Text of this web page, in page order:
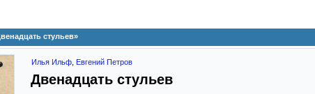
стульев»
Илья Ильф Евгений Петров
Двенадцать стульев